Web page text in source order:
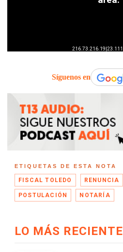
Síguenos en
ETIQUETAS DE ESTA NOTA
FISCAL TOLEDO RENUNCIA
POSTULACIÓN NOTARÍA
LO MÁS RECIENTE